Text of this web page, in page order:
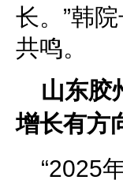
长。”韩
共鸣。
山东胶
增长有方
“2025